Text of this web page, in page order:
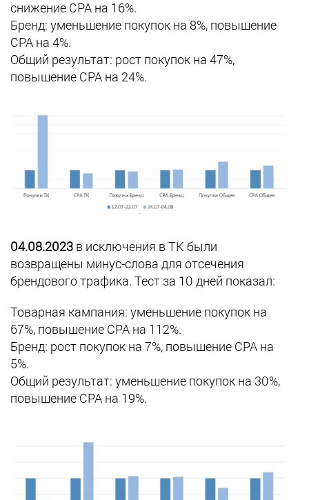
снижение СРА на 16%.
Бренд: уменьшение покупок на 8%, повышение
СРА на 4%.
Общий результат: рост покупок на 47%,
повышение СРА на 24%.
04.08.2023 в исключения в ТК были
возвращены минус-слова для отсечения
брендового трафика. Тест за 10 дней показал:
Товарная кампания: уменьшение покупок на
67%, повышение СРА на 112%.
Бренд: рост покупок на 7%, повышение СРА на
5%.
Общий результат: уменьшение покупок на 30%,
повышение СРА на 19%.